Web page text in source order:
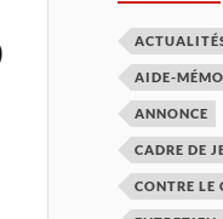
AIDE-
ANNONCE
CADRE DE
CONTRE LE